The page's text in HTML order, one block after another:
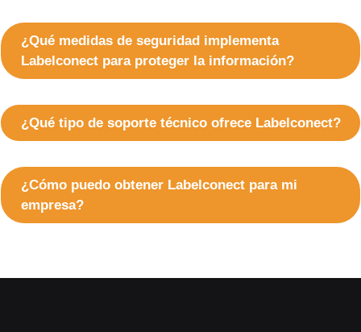
¿Qué medidas de seguridad implementa
Labelconect para proteger la información?
¿Qué tipo de soporte técnico ofrece Labelconect?
¿Cómo puedo obtener Labelconect para mi
empresa?